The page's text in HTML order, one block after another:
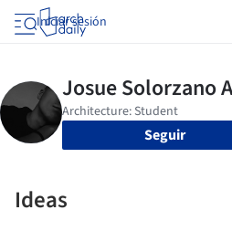
Iniciar sesión
Seguir
Ideas